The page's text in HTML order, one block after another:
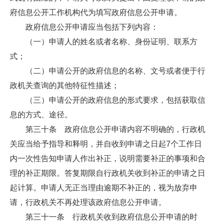
府信息公开工作机构代为填写政府信息公开申请。
政府信息公开申请应当包括下列内容：
（一）申请人的姓名或者名称、身份证明、联系方
式；
（二）申请公开的政府信息的名称、文号或者便于行
政机关查询的其他特征性描述；
（三）申请公开的政府信息的形式要求，包括获取信
息的方式、途径。
第三十条 政府信息公开申请内容不明确的，行政机
关应当给予指导和释明，并自收到申请之日起7个工作日
内一次性告知申请人作出补正，说明需要补正的事项和合
理的补正期限。答复期限自行政机关收到补正的申请之日
起计算。申请人无正当理由逾期不补正的，视为放弃申
请，行政机关不再处理该政府信息公开申请。
第三十一条 行政机关收到政府信息公开申请的时